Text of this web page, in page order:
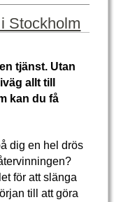
Stockholm
tjänst. Utan
allt till
kan du få
dig en hel drös
för att slänga
till att göra